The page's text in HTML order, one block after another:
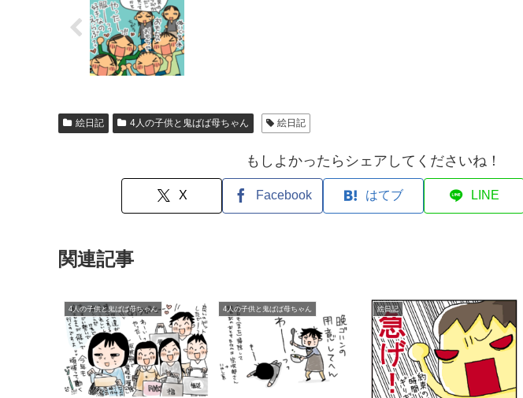
絵日記 4人の子供と鬼ばば母ちゃん 絵日記
もしよかったらシェアしてくださいね！
X Facebook はてブ LINE
関連記事
4人の子供と鬼ばば母ちゃん 4人の子供と鬼ばば母ちゃん 絵日記